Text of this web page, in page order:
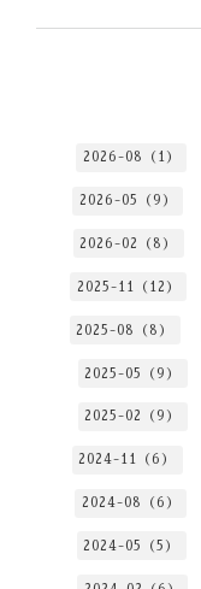
2026-08（1）
2026-05（9）
2026-02（8）
2025-11（12）
2025-08（8）
2025-05（9）
2025-02（9）
2024-11（6）
2024-08（6）
2024-05（5）